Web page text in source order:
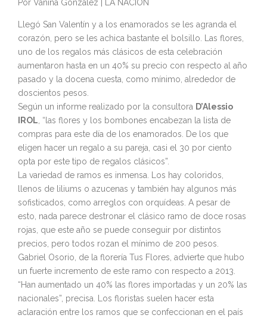
Por Vanina González | LA NACION
Llegó San Valentín y a los enamorados se les agranda el
corazón, pero se les achica bastante el bolsillo. Las flores,
uno de los regalos más clásicos de esta celebración
aumentaron hasta en un 40% su precio con respecto al año
pasado y la docena cuesta, como mínimo, alrededor de
doscientos pesos.
Según un informe realizado por la consultora D’Alessio
IROL, “las flores y los bombones encabezan la lista de
compras para este día de los enamorados. De los que
eligen hacer un regalo a su pareja, casi el 30 por ciento
opta por este tipo de regalos clásicos”.
La variedad de ramos es inmensa. Los hay coloridos,
llenos de liliums o azucenas y también hay algunos más
sofisticados, como arreglos con orquídeas. A pesar de
esto, nada parece destronar el clásico ramo de doce rosas
rojas, que este año se puede conseguir por distintos
precios, pero todos rozan el mínimo de 200 pesos.
Gabriel Osorio, de la florería Tus Flores, advierte que hubo
un fuerte incremento de este ramo con respecto a 2013.
“Han aumentado un 40% las flores importadas y un 20% las
nacionales”, precisa. Los floristas suelen hacer esta
aclaración entre los ramos que se confeccionan en el país